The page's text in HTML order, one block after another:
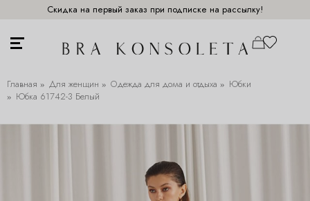
Скидка на первый заказ при подписке на рассылку!
Главная Для женщин Одежда для дома и отдыха
Юбки
Юбка 61742-3 Белый